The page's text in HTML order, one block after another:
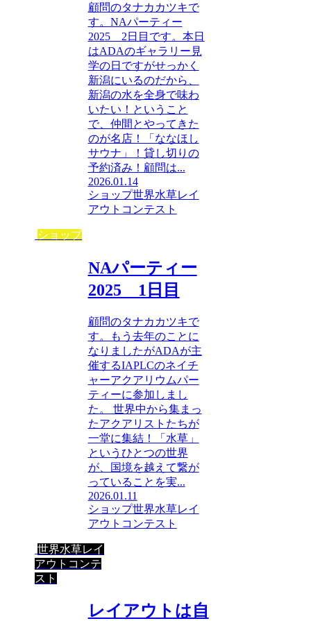
顧問のタナカカツキで
す。NAパーティー
2025 2日目です。本日
はADAのギャラリー見
学の日ですがせっかく
新潟にいるのだから、
新潟の水を全身で味わ
いたい！ということ
で、仲間とやってきた
のが名店！「ななほし
サウナ」！貸し切りの
予約済み！顧問は...
2026.01.14
ショップ世界水草レイ
アウトコンテスト
ショップ
NAパーティー
2025 1日目
顧問のタナカカツキで
す。もう去年のことに
なりましたがADAが主
催するIAPLCのネイチ
ャーアクアリウムパー
ティーに参加しまし
た。 世界中から集まっ
たアクアリストたちが
一堂に集結！「水草」
というひとつの世界
が、国境を越えて繋が
っていることを実...
2026.01.11
ショップ世界水草レイ
アウトコンテスト
世界水草レイ
アウトコンテ
スト
レイアウトは自